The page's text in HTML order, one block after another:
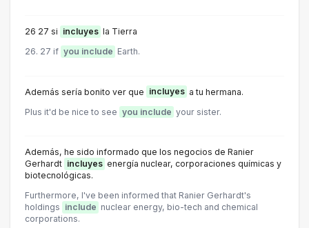
26 27 si incluyes la Tierra
26. 27 if you include Earth.
Además sería bonito ver que incluyes a tu hermana.
Plus it'd be nice to see you include your sister.
Además, he sido informado que los negocios de Ranier
Gerhardt incluyes energía nuclear, corporaciones químicas y
biotecnológicas.
Furthermore, I've been informed that Ranier Gerhardt's
holdings include nuclear energy, bio-tech and chemical
corporations.